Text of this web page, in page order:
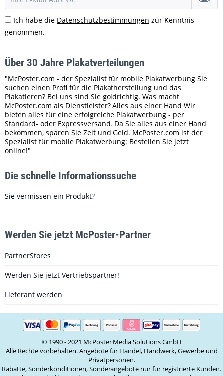
Ich habe die Datenschutzbestimmungen zur Kenntnis
genommen.
Über 30 Jahre Plakatverteilungen
"McPoster.com - der Spezialist für mobile Plakatwerbung Sie
suchen einen Profi für die Plakatherstellung und das
Plakatieren? Bei uns sind Sie goldrichtig. Was macht
McPoster.com als Dienstleister? Alles aus einer Hand Wir
bieten alles für eine erfolgreiche Plakatwerbung - per
Standard- oder Expressversand. Da Sie alles aus einer Hand
bekommen, sparen Sie Zeit und Geld. McPoster.com ist der
Spezialist für mobile Plakatwerbung: Bestellen Sie jetzt
online!"
Die schnelle Informationssuche
Sie vermissen ein Produkt?
Werden Sie jetzt McPoster-Partner
PartnerStores
Werden Sie jetzt Vertriebspartner!
Lieferant werden
© 1990 - 2021 McPoster Media Solutions GmbH
Alle Rechte vorbehalten. Angebote für Handel, Handwerk, Gewerbe und
Privatpersonen.
Rabatte, Sonderkonditionen, Sonderangebote nur für registrierte Kunden.